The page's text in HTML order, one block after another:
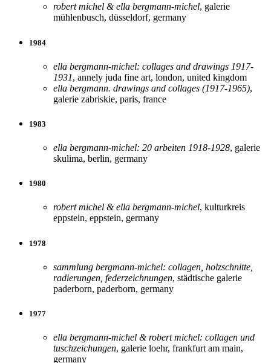
robert michel & ella bergmann-michel, galerie
mühlenbusch, düsseldorf, germany
1984
ella bergmann-michel: collages and drawings 1917-
1931, annely juda fine art, london, united kingdom
ella bergmann. drawings and collages (1917-1965),
galerie zabriskie, paris, france
1983
ella bergmann-michel: 20 arbeiten 1918-1928, galerie
skulima, berlin, germany
1980
robert michel & ella bergmann-michel, kulturkreis
eppstein, eppstein, germany
1978
sammlung bergmann-michel: collagen, holzschnitte,
radierungen, federzeichnungen, städtische galerie
paderborn, paderborn, germany
1977
ella bergmann-michel & robert michel: collagen und
tuschzeichungen, galerie loehr, frankfurt am main,
germany